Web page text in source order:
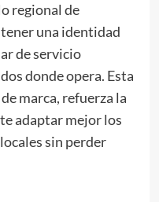
regional de
una identidad
de servicio
donde opera. Esta
marca, refuerza la
adaptar mejor los
sin perder